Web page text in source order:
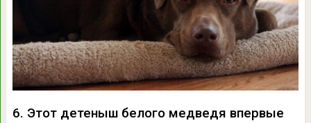
6. Этот детеныш белого медведя впервые